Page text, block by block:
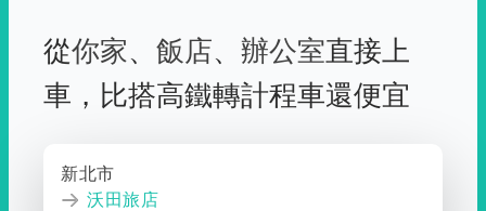
從你家、 飯店、 辦公室直接上
車， 比搭高鐵轉計程車還便宜
新北市
沃田旅店